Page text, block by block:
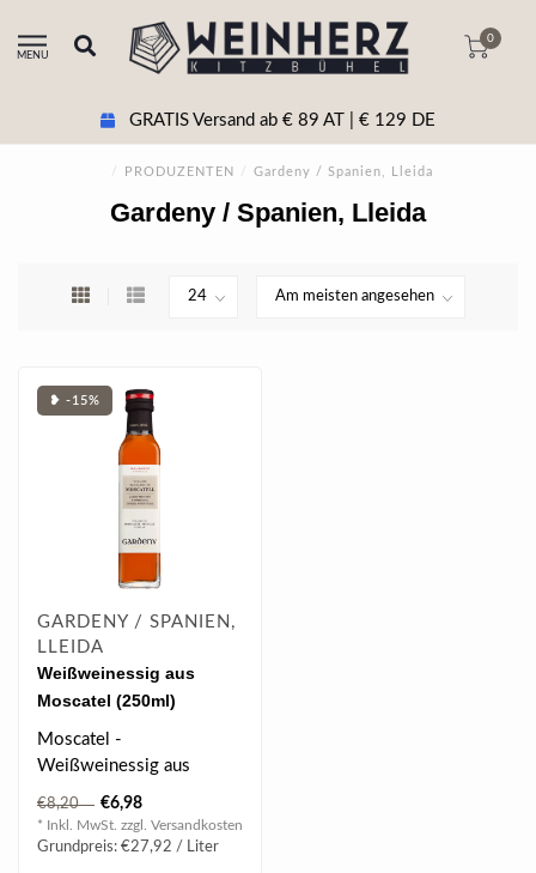
MENU
0
GRATIS Versand ab € 89 AT | € 129 DE
/ PRODUZENTEN / Gardeny / Spanien, Lleida
Gardeny / Spanien, Lleida
❥ -15%
GARDENY / SPANIEN,
LLEIDA
Weißweinessig aus
Moscatel (250ml)
Moscatel -
Weißweinessig aus
Katalonien.
€8,20 €6,98
* Inkl. MwSt. zzgl. Versandkosten
Grundpreis: €27,92 / Liter